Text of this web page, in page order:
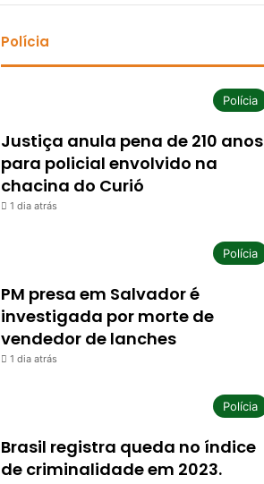
Polícia
Polícia
Justiça anula pena de 210 anos
para policial envolvido na
chacina do Curió
1 dia atrás
Polícia
PM presa em Salvador é
investigada por morte de
vendedor de lanches
1 dia atrás
Polícia
Brasil registra queda no índice
de criminalidade em 2023.